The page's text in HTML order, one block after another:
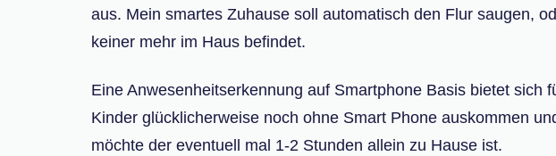
aus. Mein smartes Zuhause soll automatisch den Flur saugen,
keiner mehr im Haus befindet.
Eine Anwesenheitserkennung auf Smartphone Basis bietet sich
Kinder glücklicherweise noch ohne Smart Phone auskommen
möchte der eventuell mal 1-2 Stunden allein zu Hause ist.